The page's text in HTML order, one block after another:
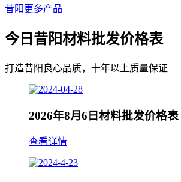
昔阳更多产品
今日昔阳材料批发价格表
打造昔阳良心品质，十年以上质量保证
2026年8月6日材料批发价格表
查看详情